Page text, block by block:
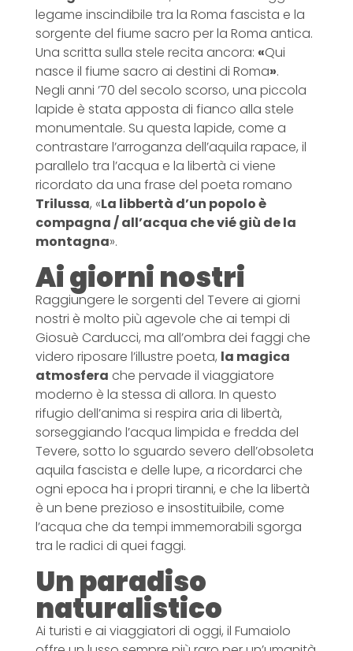
legame inscindibile tra la Roma fascista e la
sorgente del fiume sacro per la Roma antica.
Una scritta sulla stele recita ancora: «Qui
nasce il fiume sacro ai destini di Roma».
Negli anni ’70 del secolo scorso, una piccola
lapide è stata apposta di fianco alla stele
monumentale. Su questa lapide, come a
contrastare l’arroganza dell’aquila rapace, il
parallelo tra l’acqua e la libertà ci viene
ricordato da una frase del poeta romano
Trilussa, «La libbertà d’un popolo è
compagna / all’acqua che vié giù de la
montagna».
Ai giorni nostri
Raggiungere le sorgenti del Tevere ai giorni
nostri è molto più agevole che ai tempi di
Giosuè Carducci, ma all’ombra dei faggi che
videro riposare l’illustre poeta, la magica
atmosfera che pervade il viaggiatore
moderno è la stessa di allora. In questo
rifugio dell’anima si respira aria di libertà,
sorseggiando l’acqua limpida e fredda del
Tevere, sotto lo sguardo severo dell’obsoleta
aquila fascista e delle lupe, a ricordarci che
ogni epoca ha i propri tiranni, e che la libertà
è un bene prezioso e insostituibile, come
l’acqua che da tempi immemorabili sgorga
tra le radici di quei faggi.
Un paradiso
naturalistico
Ai turisti e ai viaggiatori di oggi, il Fumaiolo